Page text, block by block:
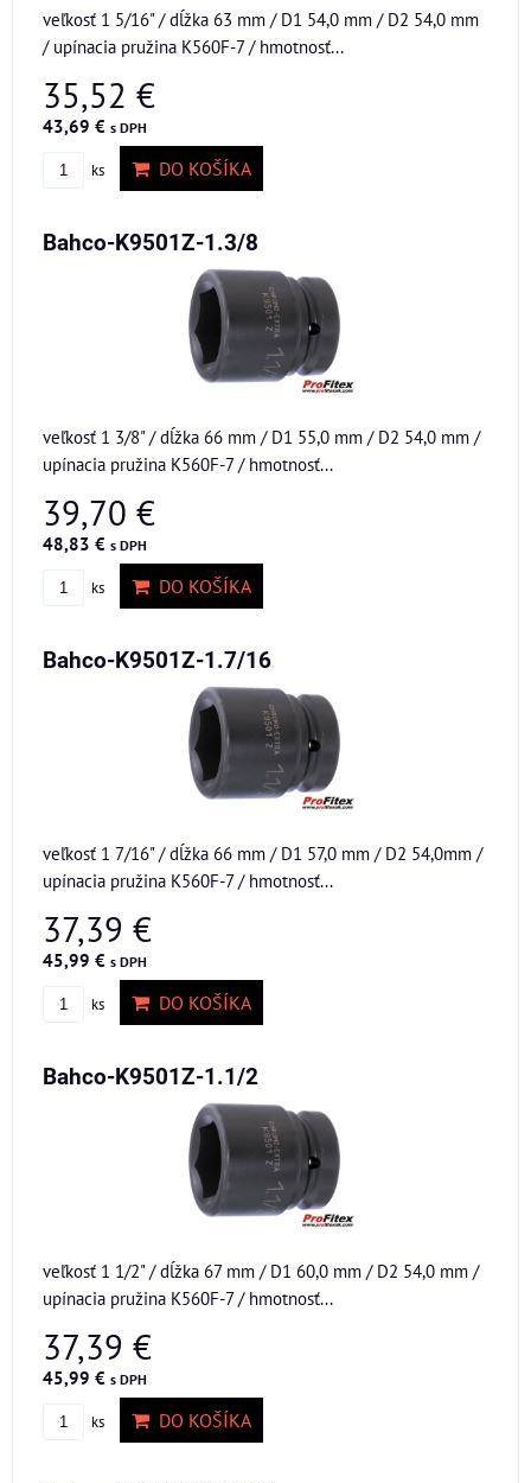
veľkosť 1 5/16" / dĺžka 63 mm / D1 54,0 mm / D2 54,0 mm
/ upínacia pružina K560F-7 / hmotnosť...
35,52 €
43,69 € s DPH
ks DO KOŠÍKA
Bahco-K9501Z-1.3/8
veľkosť 1 3/8" / dĺžka 66 mm / D1 55,0 mm / D2 54,0 mm /
upínacia pružina K560F-7 / hmotnosť...
39,70 €
48,83 € s DPH
ks DO KOŠÍKA
Bahco-K9501Z-1.7/16
veľkosť 1 7/16" / dĺžka 66 mm / D1 57,0 mm / D2 54,0mm /
upínacia pružina K560F-7 / hmotnosť...
37,39 €
45,99 € s DPH
ks DO KOŠÍKA
Bahco-K9501Z-1.1/2
veľkosť 1 1/2" / dĺžka 67 mm / D1 60,0 mm / D2 54,0 mm /
upínacia pružina K560F-7 / hmotnosť...
37,39 €
45,99 € s DPH
ks DO KOŠÍKA